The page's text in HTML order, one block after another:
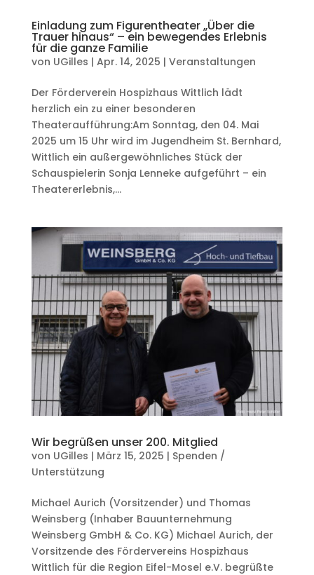
Einladung zum Figurentheater „Über die
Trauer hinaus“ – ein bewegendes Erlebnis
für die ganze Familie
von UGilles | Apr. 14, 2025 | Veranstaltungen
Der Förderverein Hospizhaus Wittlich lädt
herzlich ein zu einer besonderen
Theateraufführung:Am Sonntag, den 04. Mai
2025 um 15 Uhr wird im Jugendheim St. Bernhard,
Wittlich ein außergewöhnliches Stück der
Schauspielerin Sonja Lenneke aufgeführt – ein
Theatererlebnis,...
Wir begrüßen unser 200. Mitglied
von UGilles | März 15, 2025 | Spenden /
Unterstützung
Michael Aurich (Vorsitzender) und Thomas
Weinsberg (Inhaber Bauunternehmung
Weinsberg GmbH & Co. KG) Michael Aurich, der
Vorsitzende des Fördervereins Hospizhaus
Wittlich für die Region Eifel-Mosel e.V. begrüßte